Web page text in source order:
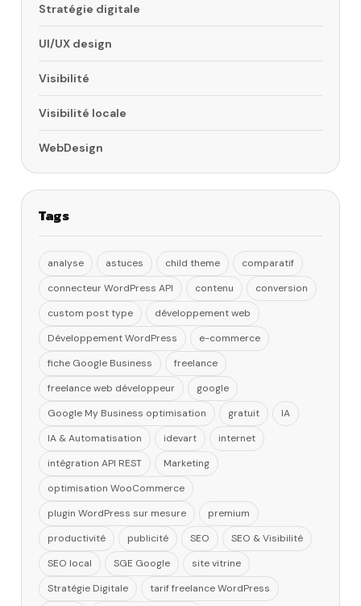
Stratégie digitale
UI/UX design
Visibilité
Visibilité locale
WebDesign
Tags
analyse astuces child theme
comparatif
connecteur WordPress API
contenu
conversion
custom post type
développement web
Développement WordPress
e-commerce
fiche Google Business
freelance
freelance web développeur
google
Google My Business optimisation
gratuit
IA
IA & Automatisation
idevart
internet
intégration API REST
Marketing
optimisation WooCommerce
plugin WordPress sur mesure
premium
productivité
publicité SEO
SEO & Visibilité
SEO local
SGE Google
site vitrine
Stratégie Digitale
tarif freelance WordPress